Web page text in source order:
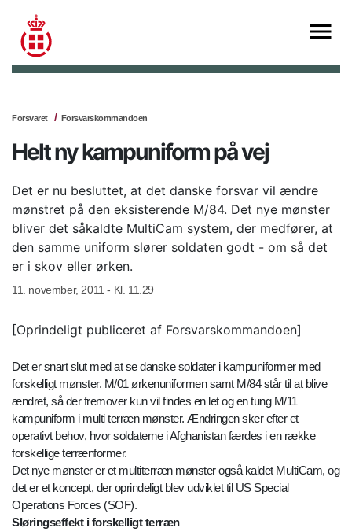
Forsvaret Forsvarskommandoen
Helt ny kampuniform på vej
Det er nu besluttet, at det danske forsvar vil ændre
mønstret på den eksisterende M/84. Det nye mønster
bliver det såkaldte MultiCam system, der medfører, at
den samme uniform slører soldaten godt - om så det
er i skov eller ørken.
11. november, 2011 - Kl. 11.29
[Oprindeligt publiceret af Forsvarskommandoen]
Det er snart slut med at se danske soldater i kampuniformer med
forskelligt mønster. M/01 ørkenuniformen samt M/84 står til at blive
ændret, så der fremover kun vil findes en let og en tung M/11
kampuniform i multi terræn mønster. Ændringen sker efter et
operativt behov, hvor soldaterne i Afghanistan færdes i en række
forskellige terrænformer.
Det nye mønster er et multiterræn mønster også kaldet MultiCam, og
det er et koncept, der oprindeligt blev udviklet til US Special
Operations Forces (SOF).
Sløringseffekt i forskelligt terræn